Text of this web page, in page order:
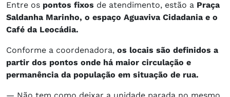
Entre os pontos fixos de atendimento, estão a Praça
Saldanha Marinho, o espaço Aguaviva Cidadania e o
Café da Leocádia.
Conforme a coordenadora, os locais são definidos a
partir dos pontos onde há maior circulação e
permanência da população em situação de rua.